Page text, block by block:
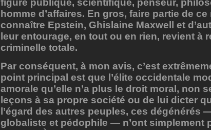
figure publique, scientifique, penseur,
homme d’affaires. En gros, faire partie de
connaître Epstein, Ghislaine Maxwell et
leur entourage, en tout ou en rien, revient à
criminelle totale.
Par conséquent, à mon avis, c’est
point principal est que l’élite occidentale
amorale qu’elle n’a plus le droit moral, non
leçons à sa propre société ou de lui dicter
l’égard des autres peuples, ces dégénérés
globaliste et pédophile — n’ont simplement